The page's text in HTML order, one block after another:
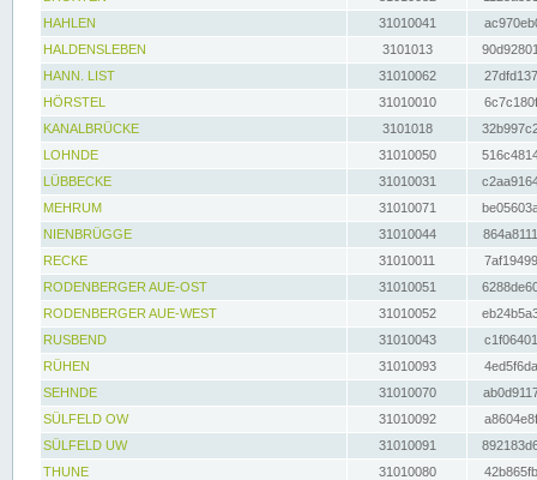
HAHLEN
31010041
HALDENSLEBEN
3101013
HANN. LIST
31010062
HÖRSTEL
31010010
KANALBRÜCKE
3101018
LOHNDE
31010050
LÜBBECKE
31010031
MEHRUM
31010071
NIENBRÜGGE
31010044
RECKE
31010011
RODENBERGER AUE-OST
31010051
RODENBERGER AUE-WEST
31010052
RUSBEND
31010043
RÜHEN
31010093
SEHNDE
31010070
SÜLFELD OW
31010092
SÜLFELD UW
31010091
THUNE
31010080